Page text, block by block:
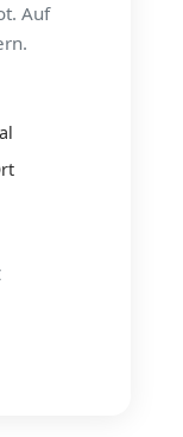
Auf